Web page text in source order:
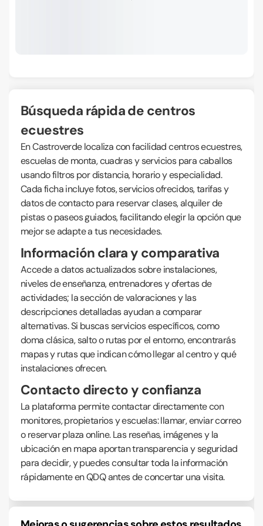
Búsqueda rápida de centros
ecuestres
En Castroverde localiza con facilidad centros ecuestres,
escuelas de monta, cuadras y servicios para caballos
usando filtros por distancia, horario y especialidad.
Cada ficha incluye fotos, servicios ofrecidos, tarifas y
datos de contacto para reservar clases, alquiler de
pistas o paseos guiados, facilitando elegir la opción que
mejor se adapte a tus necesidades.
Información clara y comparativa
Accede a datos actualizados sobre instalaciones,
niveles de enseñanza, entrenadores y ofertas de
actividades; la sección de valoraciones y las
descripciones detalladas ayudan a comparar
alternativas. Si buscas servicios específicos, como
doma clásica, salto o rutas por el entorno, encontrarás
mapas y rutas que indican cómo llegar al centro y qué
instalaciones ofrecen.
Contacto directo y confianza
La plataforma permite contactar directamente con
monitores, propietarios y escuelas: llamar, enviar correo
o reservar plaza online. Las reseñas, imágenes y la
ubicación en mapa aportan transparencia y seguridad
para decidir, y puedes consultar toda la información
rápidamente en QDQ antes de concertar una visita.